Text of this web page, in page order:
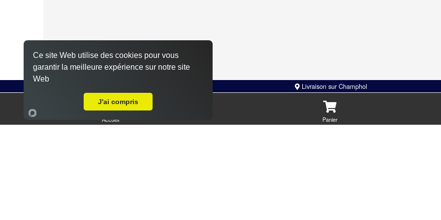
raclette, sauce poivré
Steak façon bouchère, double tranche de
Livraison sur Champhol
Accueil Panier
Ce site Web utilise des cookies pour vous
garantir la meilleure expérience sur notre site
Web
J'ai compris